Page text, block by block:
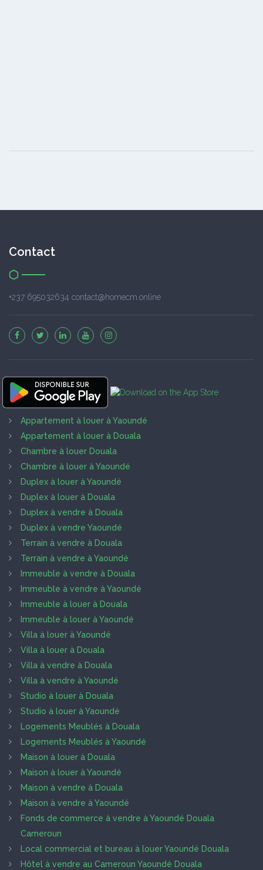
Contact
+237 695032634 contact@homecm.online
Appartement à louer à Yaoundé
Appartement à louer à Douala
Chambre à louer Douala
Chambre à louer à Yaoundé
Duplex à louer à Yaoundé
Duplex à louer à Douala
Duplex à vendre à Douala
Duplex à vendre Yaoundé
Terrain à vendre à Douala
Terrain à vendre à Yaoundé
Immeuble à vendre à Douala
Immeuble à vendre à Yaoundé
Immeuble à louer à Douala
Immeuble à louer à Yaoundé
Villa à louer à Yaoundé
Villa à louer à Douala
Villa à vendre à Douala
Villa à vendre à Yaoundé
Studio à louer à Douala
Studio à louer à Yaoundé
Logements Meublés à Douala
Logements Meublés à Yaoundé
Maison à louer à Douala
Maison à louer à Yaoundé
Maison à vendre à Douala
Maison à vendre à Yaoundé
Fonds de commerce à vendre à Yaoundé Douala
Cameroun
Local commercial et bureau à louer Yaoundé Douala
Hôtel à vendre au Cameroun Yaoundé Douala